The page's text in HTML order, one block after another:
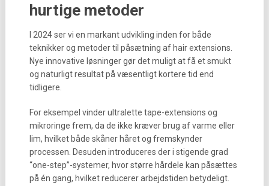
hurtige metoder
I 2024 ser vi en markant udvikling inden for både
teknikker og metoder til påsætning af hair extensions.
Nye innovative løsninger gør det muligt at få et smukt
og naturligt resultat på væsentligt kortere tid end
tidligere.
For eksempel vinder ultralette tape-extensions og
mikroringe frem, da de ikke kræver brug af varme eller
lim, hvilket både skåner håret og fremskynder
processen. Desuden introduceres der i stigende grad
“one-step”-systemer, hvor større hårdele kan påsættes
på én gang, hvilket reducerer arbejdstiden betydeligt.